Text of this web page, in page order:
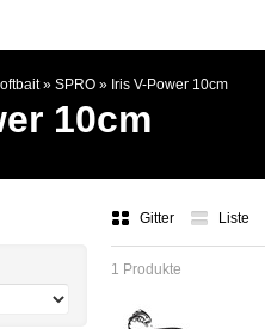
» SPRO » Iris V-Power 10cm
10cm
Gitter Liste
1 Produkte